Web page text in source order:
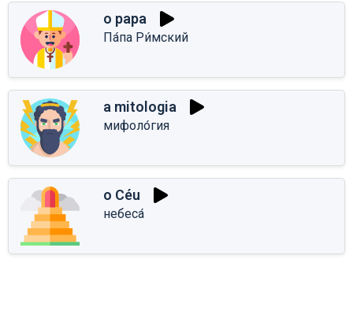
o papa
Па́па Ри́мский
a mitologia
мифоло́гия
o Céu
небеса́